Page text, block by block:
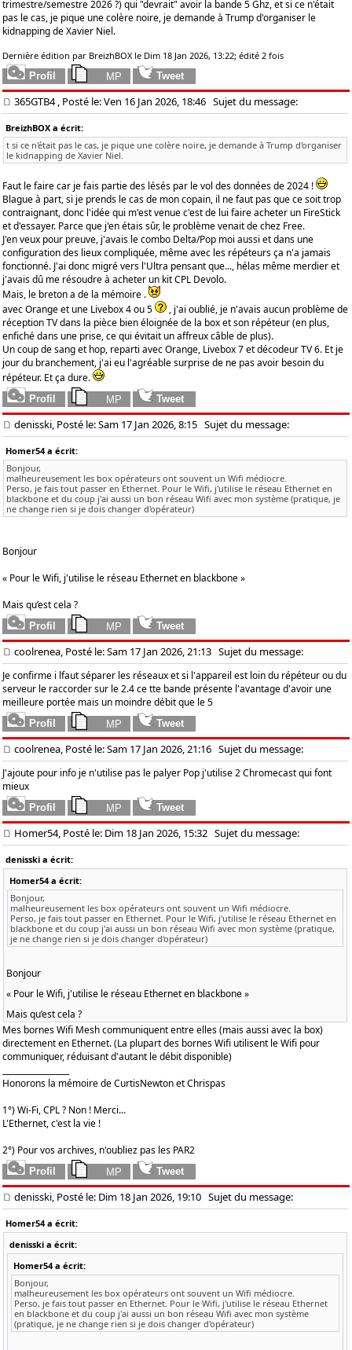
trimestre/semestre 2026 ?) qui "devrait" avoir la bande 5 Ghz, et si ce n'était
pas le cas, je pique une colère noire, je demande à Trump d'organiser le
kidnapping de Xavier Niel.
Dernière édition par BreizhBOX le Dim 18 Jan 2026, 13:22; édité 2 fois
365GTB4, Posté le: Ven 16 Jan 2026, 18:46 Sujet du message:
BreizhBOX a écrit:
t si ce n'était pas le cas, je pique une colère noire, je demande à Trump d'organiser
le kidnapping de Xavier Niel.
Faut le faire car je fais partie des lésés par le vol des données de 2024 !
Blague à part, si je prends le cas de mon copain, il ne faut pas que ce soit trop
contraignant, donc l'idée qui m'est venue c'est de lui faire acheter un FireStick
et d'essayer. Parce que j'en étais sûr, le problème venait de chez Free.
J'en veux pour preuve, j'avais le combo Delta/Pop moi aussi et dans une
configuration des lieux compliquée, même avec les répéteurs ça n'a jamais
fonctionné. J'ai donc migré vers l'Ultra pensant que..., hélas même merdier et
j'avais dû me résoudre à acheter un kit CPL Devolo.
Mais, le breton a de la mémoire .
avec Orange et une Livebox 4 ou 5
, j'ai oublié, je n'avais aucun problème de
réception TV dans la pièce bien éloignée de la box et son répéteur (en plus,
enfiché dans une prise, ce qui évitait un affreux câble de plus).
Un coup de sang et hop, reparti avec Orange, Livebox 7 et décodeur TV 6. Et je
jour du branchement, j'ai eu l'agréable surprise de ne pas avoir besoin du
répéteur. Et ça dure.
denisski, Posté le: Sam 17 Jan 2026, 8:15 Sujet du message:
Homer54 a écrit:
Bonjour,
malheureusement les box opérateurs ont souvent un Wifi médiocre.
Perso, je fais tout passer en Ethernet. Pour le Wifi, j'utilise le réseau Ethernet en
blackbone et du coup j'ai aussi un bon réseau Wifi avec mon système (pratique, je
ne change rien si je dois changer d'opérateur)
Bonjour
« Pour le Wifi, j'utilise le réseau Ethernet en blackbone »
Mais qu’est cela ?
coolrenea, Posté le: Sam 17 Jan 2026, 21:13 Sujet du message:
Je confirme i lfaut séparer les réseaux et si l'appareil est loin du répéteur ou du
serveur le raccorder sur le 2.4 ce tte bande présente l'avantage d'avoir une
meilleure portée mais un moindre débit que le 5
coolrenea, Posté le: Sam 17 Jan 2026, 21:16 Sujet du message:
J'ajoute pour info je n'utilise pas le palyer Pop j'utilise 2 Chromecast qui font
mieux
Homer54, Posté le: Dim 18 Jan 2026, 15:32 Sujet du message:
denisski a écrit:
Homer54 a écrit:
Bonjour,
malheureusement les box opérateurs ont souvent un Wifi médiocre.
Perso, je fais tout passer en Ethernet. Pour le Wifi, j'utilise le réseau Ethernet en
blackbone et du coup j'ai aussi un bon réseau Wifi avec mon système (pratique,
je ne change rien si je dois changer d'opérateur)
Bonjour
« Pour le Wifi, j'utilise le réseau Ethernet en blackbone »
Mais qu’est cela ?
Mes bornes Wifi Mesh communiquent entre elles (mais aussi avec la box)
directement en Ethernet. (La plupart des bornes Wifi utilisent le Wifi pour
communiquer, réduisant d'autant le débit disponible)
Honorons la mémoire de CurtisNewton et Chrispas
1°) Wi-Fi, CPL ? Non ! Merci...
L'Ethernet, c'est la vie !
2°) Pour vos archives, n'oubliez pas les PAR2
denisski, Posté le: Dim 18 Jan 2026, 19:10 Sujet du message:
Homer54 a écrit:
denisski a écrit:
Homer54 a écrit:
Bonjour,
malheureusement les box opérateurs ont souvent un Wifi médiocre.
Perso, je fais tout passer en Ethernet. Pour le Wifi, j'utilise le réseau Ethernet
en blackbone et du coup j'ai aussi un bon réseau Wifi avec mon système
(pratique, je ne change rien si je dois changer d'opérateur)